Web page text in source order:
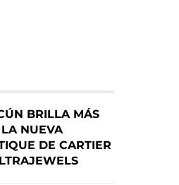
BRILLA MÁS
NUEVA
DE CARTIER